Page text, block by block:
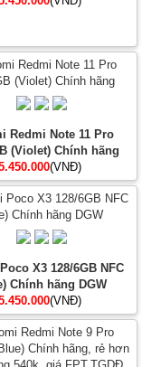
Redmi Note 11 Pro
(Violet) Chính hãng
(VNĐ)
X3 128/6GB NFC
Chính hãng DGW
(VNĐ)